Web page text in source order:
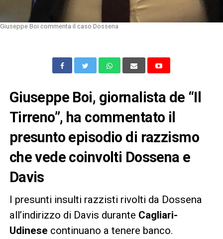
Giuseppe Boi commenta il caso Dossena
Giuseppe Boi, giornalista de “Il
Tirreno”, ha commentato il
presunto episodio di razzismo
che vede coinvolti Dossena e
Davis
I presunti insulti razzisti rivolti da Dossena
all’indirizzo di Davis durante Cagliari-
Udinese continuano a tenere banco.